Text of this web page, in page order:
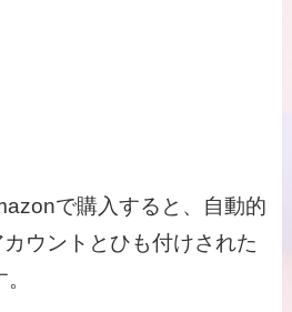
で購入すると、自動的
ウントとひも付けされた